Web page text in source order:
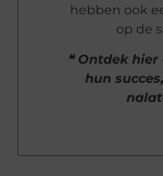
hebben ook
op de
❝ Ontdek
hun